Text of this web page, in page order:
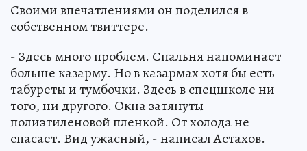
Своими впечатлениями он поделился в
собственном твиттере.
- Здесь много проблем. Спальня напоминает
больше казарму. Но в казармах хотя бы есть
табуреты и тумбочки. Здесь в спецшколе ни
того, ни другого. Окна затянуты
полиэтиленовой пленкой. От холода не
спасает. Вид ужасный, - написал Астахов.